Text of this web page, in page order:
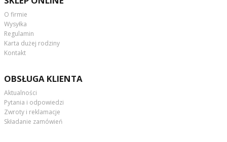
O firmie
Wysyłka
Regulamin
Karta dużej rodziny
Kontakt
OBSŁUGA KLIENTA
Aktualności
Pytania i odpowiedzi
Zwroty i reklamacje
Składanie zamówień